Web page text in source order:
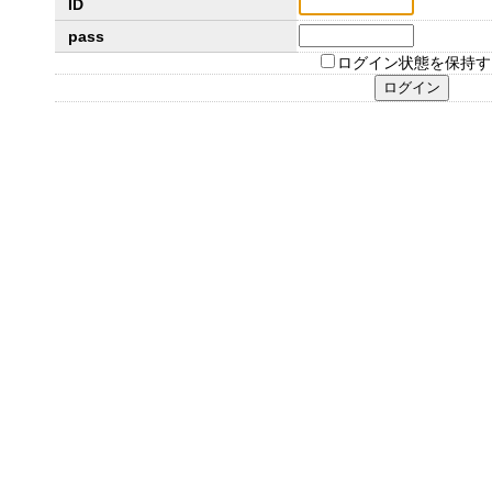
ID
pass
ログイン状態を保持